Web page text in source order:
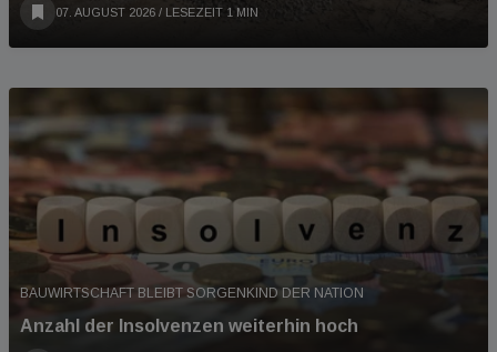
07. AUGUST 2026 / LESEZEIT 1 MIN
BAUWIRTSCHAFT BLEIBT SORGENKIND DER NATION
Anzahl der Insolvenzen weiterhin hoch